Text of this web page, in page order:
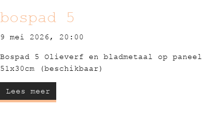
bospad 5
9 mei 2026, 20:00
Bospad 5 Olieverf en bladmetaal op paneel
51x30cm (beschikbaar)
Lees meer